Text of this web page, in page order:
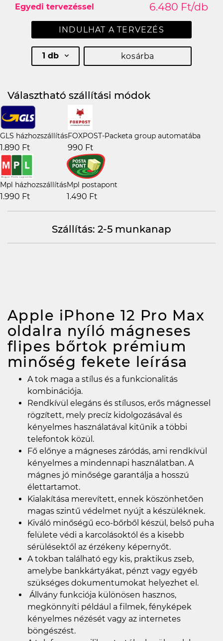
Egyedi tervezéssel 6.480 Ft/db
INDULHAT A TERVEZÉS
1 db kosárba
Választható szállítási módok
GLS házhozszállítás
1.890 Ft
FOXPOST-Packeta group automatába
990 Ft
Mpl házhozszállítás
1.990 Ft
Mpl postapont
1.490 Ft
Szállítás: 2-5 munkanap
Apple iPhone 12 Pro Max
oldalra nyíló mágneses
flipes bőrtok prémium
minőség fekete leírása
A tok maga a stílus és a funkcionalitás
kombinációja.
Rendkívül elegáns és stílusos, erős mágnessel
rögzített, mely precíz kidolgozásával és
kényelmes használatával kitűnik a többi
telefontok közül.
Fő előnye a mágneses záródás, ami rendkívül
kényelmes a mindennapi használatban. A
mágnes jó minősége garantálja a hosszú
élettartamot.
Kialakítása merevített, ennek köszönhetően
magas szintű védelmet nyújt a készüléknek.
Kiváló minőségű eco-bőrből készül, belső puha
felülete védi a karcolásoktól és a kisebb
sérülésektől az érzékeny képernyőt.
A tokban található egy kis, praktikus zseb,
amelybe bankkártyákat, pénzt vagy egyéb
szükséges dokumentumokat helyezhet el.
Állvány funkciója különösen hasznos,
megkönnyíti például a filmek, fényképek
kényelmes nézését vagy az internetes
böngészést.